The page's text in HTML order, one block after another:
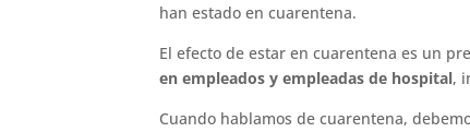
han estado en cuarentena.
El efecto de estar en cuarentena es un
en empleados y empleadas de hospital,
Cuando hablamos de cuarentena,